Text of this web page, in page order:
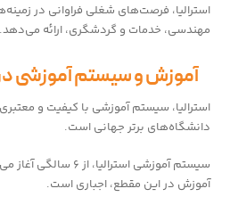
استرالیا، فرصت‌های شغلی فراوانی در
مهندسی، خدمات و گردشگری، ارائه می‌دهد.
آموزش و سیستم آموزشی در
استرالیا، سیستم آموزشی با کیفیت و
دانشگاه‌های برتر جهانی است.
آموزش در این مقطع، اجباری است.